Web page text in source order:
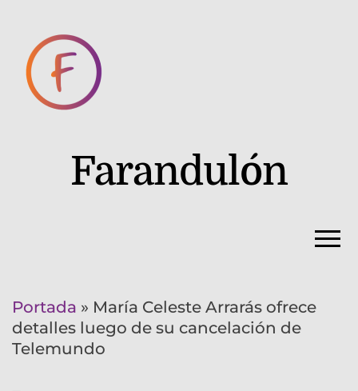
Farandulón
Portada » María Celeste Arrarás ofrece
detalles luego de su cancelación de
Telemundo